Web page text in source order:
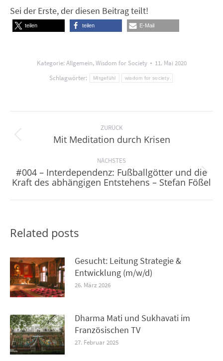
Sei der Erste, der diesen Beitrag teilt!
teilen teilen E-Mail
Kategorie: Allgemein,Wisdom for Society
11. Mai 2020
Schlagwörter:
MItgefühl wisdom for society
ZURÜCK
Vorheriger
Mit Meditation durch Krisen
NÄCHSTES
Nächster
Beitrag:
#004 – Interdependenz: Fußballgötter und die
Kraft des abhängigen Entstehens – Stefan Fößel
Related posts
Gesucht: Leitung Strategie &
Entwicklung (m/w/d)
26. März 2026
Dharma Mati und Sukhavati im
Französischen TV
27. Februar 2025